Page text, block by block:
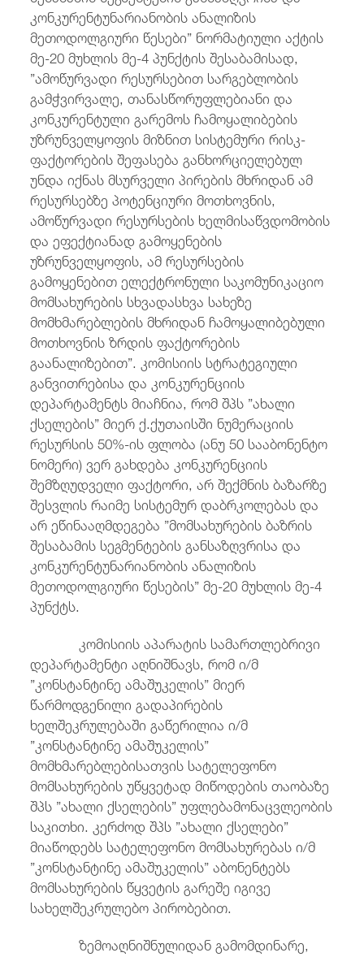
კონკურენტუნარიანობის ანალიზის
მეთოდოლგიური წესები” ნორმატიული აქტის
მე-20 მუხლის მე-4 პუნქტის შესაბამისად,
”ამოწურვადი რესურსებით სარგებლობის
გამჭვირვალე, თანასწორუფლებიანი და
კონკურენტული გარემოს ჩამოყალიბების
უზრუნველყოფის მიზნით სისტემური რისკ-
ფაქტორების შეფასება განხორციელებულ
უნდა იქნას მსურველი პირების მხრიდან ამ
რესურსებზე პოტენციური მოთხოვნის,
ამოწურვადი რესურსების ხელმისაწვდომობის
და ეფექტიანად გამოყენების
უზრუნველყოფის, ამ რესურსების
გამოყენებით ელექტრონული საკომუნიკაციო
მომსახურების სხვადასხვა სახეზე
მომხმარებლების მხრიდან ჩამოყალიბებული
მოთხოვნის ზრდის ფაქტორების
გაანალიზებით”. კომისიის სტრატეგიული
განვითრებისა და კონკურენციის
დეპარტამენტს მიაჩნია, რომ შპს ”ახალი
ქსელების” მიერ ქ.ქუთაისში ნუმერაციის
რესურსის 50%-ის ფლობა (ანუ 50 სააბონენტო
ნომერი) ვერ გახდება კონკურენციის
შემზღუდველი ფაქტორი, არ შექმნის ბაზარზე
შესვლის რაიმე სისტემურ დაბრკოლებას და
არ ეწინააღმდეგება ”მომსახურების ბაზრის
შესაბამის სეგმენტების განსაზღვრისა და
კონკურენტუნარიანობის ანალიზის
მეთოდოლგიური წესების” მე-20 მუხლის მე-4
პუნქტს.
კომისიის აპარატის სამართლებრივი
დეპარტამენტი აღნიშნავს, რომ ი/მ
”კონსტანტინე ამაშუკელის” მიერ
წარმოდგენილი გადაპირების
ხელშეკრულებაში გაწერილია ი/მ
”კონსტანტინე ამაშუკელის”
მომხმარებლებისათვის სატელეფონო
მომსახურების უწყვეტად მიწოდების თაობაზე
შპს ”ახალი ქსელების” უფლებამონაცვლეობის
საკითხი. კერძოდ შპს ”ახალი ქსელები”
მიაწოდებს სატელეფონო მომსახურებას ი/მ
”კონსტანტინე ამაშუკელის” აბონენტებს
მომსახურების წყვეტის გარეშე იგივე
სახელშეკრულებო პირობებით.
ზემოაღნიშნულიდან გამომდინარე,